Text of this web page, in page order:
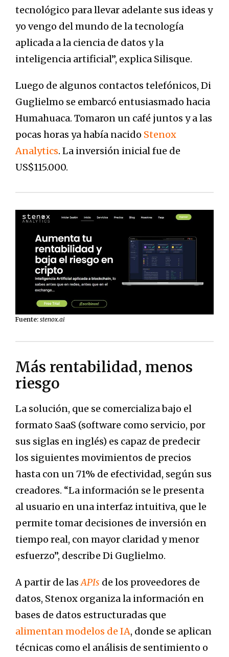
tecnológico para llevar adelante sus ideas y
yo vengo del mundo de la tecnología
aplicada a la ciencia de datos y la
inteligencia artificial”, explica Silisque.
Luego de algunos contactos telefónicos, Di
Guglielmo se embarcó entusiasmado hacia
Humahuaca. Tomaron un café juntos y a las
pocas horas ya había nacido Stenox
Analytics. La inversión inicial fue de
US$115.000.
Fuente: stenox.ai
Más rentabilidad, menos
riesgo
La solución, que se comercializa bajo el
formato SaaS (software como servicio, por
sus siglas en inglés) es capaz de predecir
los siguientes movimientos de precios
hasta con un 71% de efectividad, según sus
creadores. “La información se le presenta
al usuario en una interfaz intuitiva, que le
permite tomar decisiones de inversión en
tiempo real, con mayor claridad y menor
esfuerzo”, describe Di Guglielmo.
A partir de lasAPIs de los proveedores de
datos, Stenox organiza la información en
bases de datos estructuradas que
alimentan modelos de IA, donde se aplican
técnicas como el análisis de sentimiento o